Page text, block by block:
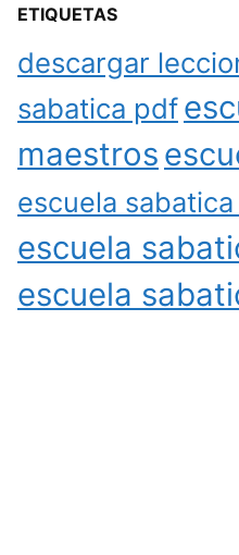
ETIQUETAS
descargar
sabatica pdf
maestros
escuela
escuela
escuela